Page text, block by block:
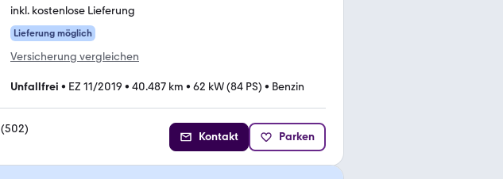
inkl. kostenlose Lieferung
Lieferung möglich
Versicherung vergleichen
Unfallfrei • EZ 11/2019 • 40.487 km • 62 kW (84 PS) • Benzin
(502)
Kontakt Parken